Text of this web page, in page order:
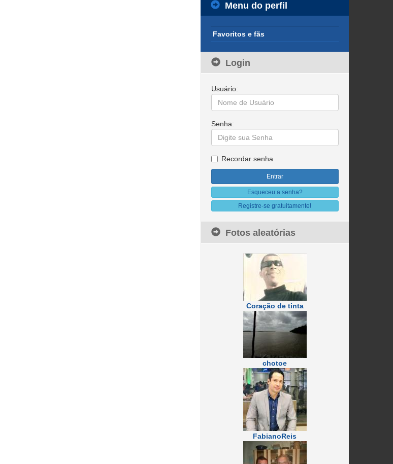
Menu do perfil
Favoritos e fãs
Login
Usuário:
Senha:
Recordar senha
Esqueceu a senha?
Registre-se gratuitamente!
Fotos aleatórias
Coração de tinta
chotoe
FabianoReis